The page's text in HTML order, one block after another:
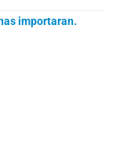
importaran.